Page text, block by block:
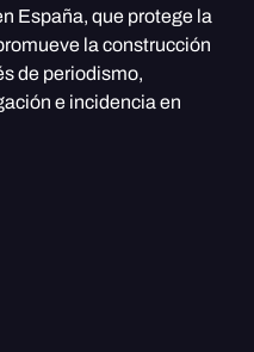
España, que protege la
la construcción
de periodismo,
e incidencia en